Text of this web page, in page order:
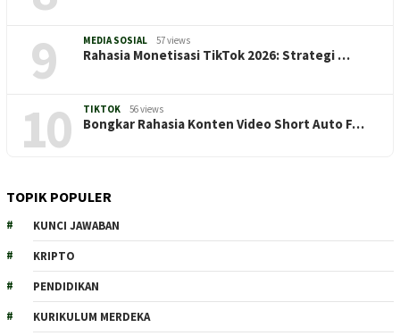
9 MEDIA SOSIAL 57 views
Rahasia Monetisasi TikTok 2026: Strategi …
10 TIKTOK 56 views
Bongkar Rahasia Konten Video Short Auto F…
TOPIK POPULER
KUNCI JAWABAN
KRIPTO
PENDIDIKAN
KURIKULUM MERDEKA